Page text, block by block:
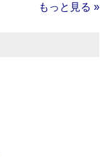
もっと見る »